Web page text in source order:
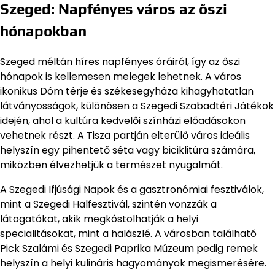
Szeged: Napfényes város az őszi
hónapokban
Szeged méltán híres napfényes óráiról, így az őszi
hónapok is kellemesen melegek lehetnek. A város
ikonikus Dóm térje és székesegyháza kihagyhatatlan
látványosságok, különösen a Szegedi Szabadtéri Játékok
idején, ahol a kultúra kedvelői színházi előadásokon
vehetnek részt. A Tisza partján elterülő város ideális
helyszín egy pihentető séta vagy biciklitúra számára,
miközben élvezhetjük a természet nyugalmát.
A Szegedi Ifjúsági Napok és a gasztronómiai fesztiválok,
mint a Szegedi Halfesztivál, szintén vonzzák a
látogatókat, akik megkóstolhatják a helyi
specialitásokat, mint a halászlé. A városban található
Pick Szalámi és Szegedi Paprika Múzeum pedig remek
helyszín a helyi kulináris hagyományok megismerésére.